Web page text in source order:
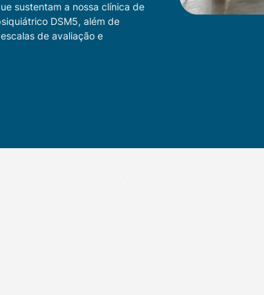
sustentam a nossa clínica de
DSM5, além de
de avaliação e